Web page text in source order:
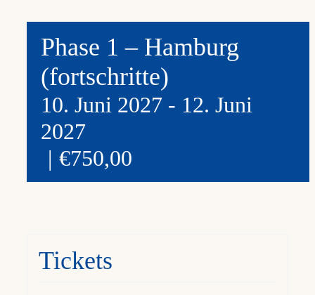
Phase 1 – Hamburg
(fortschritte)
10. Juni 2027 - 12. Juni
2027
| €750,00
Tickets